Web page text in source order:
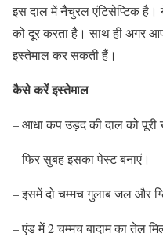
इस दाल में नैचुरल एंटिसेप्टिक है।
को दूर करता है। साथ ही अगर
इस्तेमाल कर सकती हैं।
कैसे करें इस्तेमाल
– आधा कप उड़द की दाल को पूरी
– फिर सुबह इसका पेस्ट बनाएं।
– इसमें दो चम्मच गुलाब जल और
– एंड में 2 चम्मच बादाम का तेल